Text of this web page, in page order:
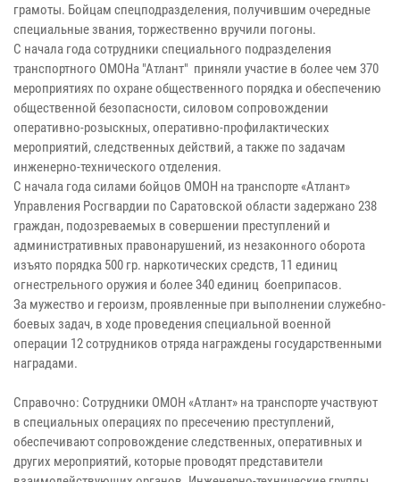
грамоты. Бойцам спецподразделения, получившим очередные
специальные звания, торжественно вручили погоны.
С начала года сотрудники специального подразделения
транспортного ОМОНа "Атлант" приняли участие в более чем 370
мероприятиях по охране общественного порядка и обеспечению
общественной безопасности, силовом сопровождении
оперативно-розыскных, оперативно-профилактических
мероприятий, следственных действий, а также по задачам
инженерно-технического отделения.
С начала года силами бойцов ОМОН на транспорте «Атлант»
Управления Росгвардии по Саратовской области задержано 238
граждан, подозреваемых в совершении преступлений и
административных правонарушений, из незаконного оборота
изъято порядка 500 гр. наркотических средств, 11 единиц
огнестрельного оружия и более 340 единиц боеприпасов.
За мужество и героизм, проявленные при выполнении служебно-
боевых задач, в ходе проведения специальной военной
операции 12 сотрудников отряда награждены государственными
наградами.
Справочно: Сотрудники ОМОН «Атлант» на транспорте участвуют
в специальных операциях по пресечению преступлений,
обеспечивают сопровождение следственных, оперативных и
других мероприятий, которые проводят представители